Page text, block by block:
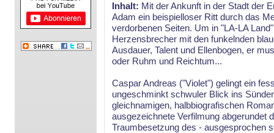
Inhalt: Mit der Ankunft in der Stadt der
Adam ein beispielloser Ritt durch das
verdorbenen Seiten. Um in "LA-LA
Herzensbrecher mit den funkelnden
Ausdauer, Talent und Ellenbogen, er
oder Ruhm und Reichtum...
Caspar Andreas ("Violet") gelingt ein
ungeschminkt schwuler Blick ins
gleichnamigen, halbbiografischen
ausgezeichnete Verfilmung abgerundet
Traumbesetzung des - ausgesprochen